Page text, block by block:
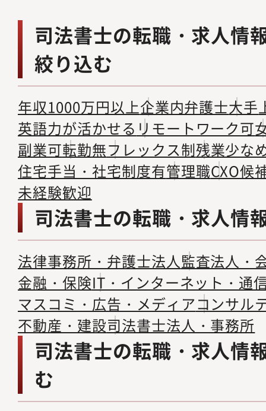
司法書士の転職・求人情
絞り込む
年収1000万円以上企業内弁護士大手
英語力が活かせる リモートワーク可
副業可転勤無フレックス制残業少な
住宅手当・社宅制度有管理職CXO候
未経験歓迎
司法書士の転職・求人情
法律事務所・弁護士法人監査法人・
金融・保険IT・インターネット・通
マスコミ・広告・メディアコンサル
不動産・建設司法書士法人・事務所
司法書士の転職・求人情
む